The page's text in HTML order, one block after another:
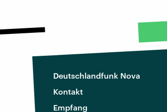
Deutschlandfunk Nova
Kontakt
Empfang